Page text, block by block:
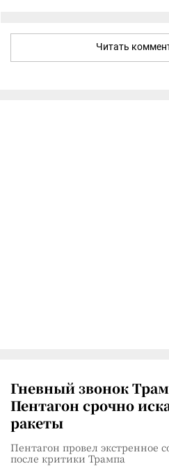
Читать
Гневный звонок
Пентагон срочно
ракеты
Пентагон провел экстренное
после критики Трампа